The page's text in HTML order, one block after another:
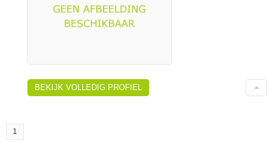
BEKIJK VOLLEDIG PROFIEL
1